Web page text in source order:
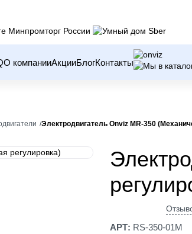
О компанииАкцииБлогКонтакты
Электродвигатель Onviz MR-350
АРТ: RS-350-01M